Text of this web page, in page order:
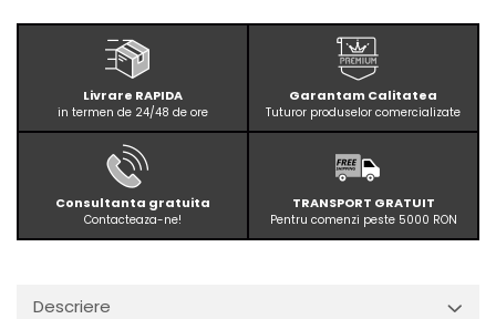
Livrare RAPIDA
in termen de 24/48 de ore
Garantam Calitatea
Tuturor produselor comercializate
Consultanta gratuita
Contacteaza-ne!
TRANSPORT GRATUIT
Pentru comenzi peste 5000 RON
Descriere